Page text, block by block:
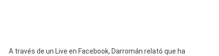
A través de un Live en Facebook, Darromán relató que ha